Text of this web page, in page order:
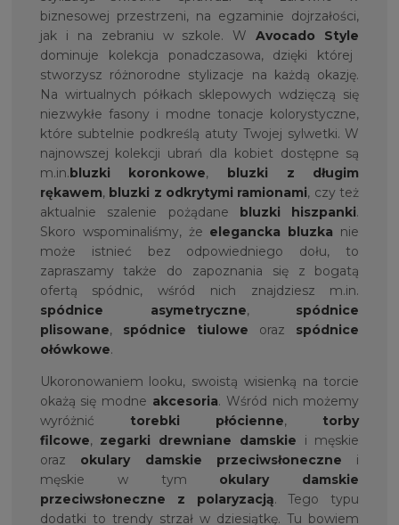
biznesowej przestrzeni, na egzaminie dojrzałości,
jak i na zebraniu w szkole. WAvocado Style
dominuje kolekcja ponadczasowa, dzięki której
stworzysz różnorodne stylizacje na każdą okazję.
Na wirtualnych półkach sklepowych wdzięczą się
niezwykłe fasony i modne tonacje kolorystyczne,
które subtelnie podkreślą atuty Twojej sylwetki. W
najnowszej kolekcji ubrań dla kobiet dostępne są
m.in.bluzki koronkowe, bluzki z długim
rękawem, bluzki z odkrytymi ramionami, czy też
aktualnie szalenie pożądane bluzki hiszpanki.
Skoro wspominaliśmy, że elegancka bluzka nie
może istnieć bez odpowiedniego dołu, to
zapraszamy także do zapoznania się z bogatą
ofertą spódnic, wśród nich znajdziesz m.in.
spódnice asymetryczne, spódnice
plisowane, spódnice tiulowe oraz spódnice
ołówkowe.
Ukoronowaniem looku, swoistą wisienką na torcie
okażą się modne akcesoria. Wśród nich możemy
wyróżnić torebki płócienne, torby
filcowe, zegarki drewniane damskie i męskie
oraz okulary damskie przeciwsłoneczne i
męskie w tym okulary damskie
przeciwsłoneczne z polaryzacją. Tego typu
dodatki to trendy strzał w dziesiątkę. Tu bowiem